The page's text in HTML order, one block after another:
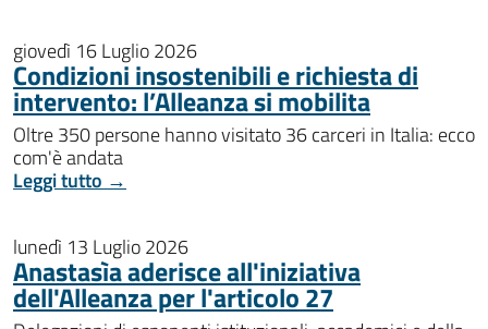
giovedì 16 Luglio 2026
Condizioni insostenibili e richiesta di
intervento: l’Alleanza si mobilita
Oltre 350 persone hanno visitato 36 carceri in Italia: ecco
com'è andata
Leggi tutto →
lunedì 13 Luglio 2026
Anastasìa aderisce all'iniziativa
dell'Alleanza per l'articolo 27